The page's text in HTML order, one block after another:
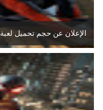
الإعلان عن حجم تحميل لعبة Spider Man